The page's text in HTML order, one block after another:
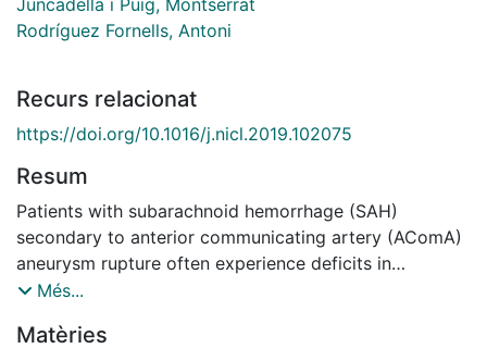
Rodríguez Fornells, Antoni
Recurs relacionat
https://doi.org/10.1016/j.nicl.2019.102075
Resum
Patients with subarachnoid hemorrhage (SAH)
secondary to anterior communicating artery (AComA)
aneurysm rupture often experience deficits in
executive functioning and decision-making. Effective
adjust their performance based on feedback
Més...
Matèries